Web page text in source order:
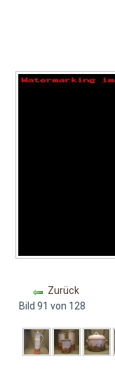
Zurück
Bild 91 von 128